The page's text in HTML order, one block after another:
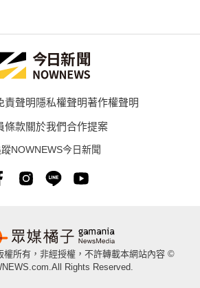
責聲明隱私權聲明著作權聲明
條款關於我們合作提案
NOWNEWS今日新聞
權所有，非經授權，不許轉載本網站內容 ©
Rights Reserved.